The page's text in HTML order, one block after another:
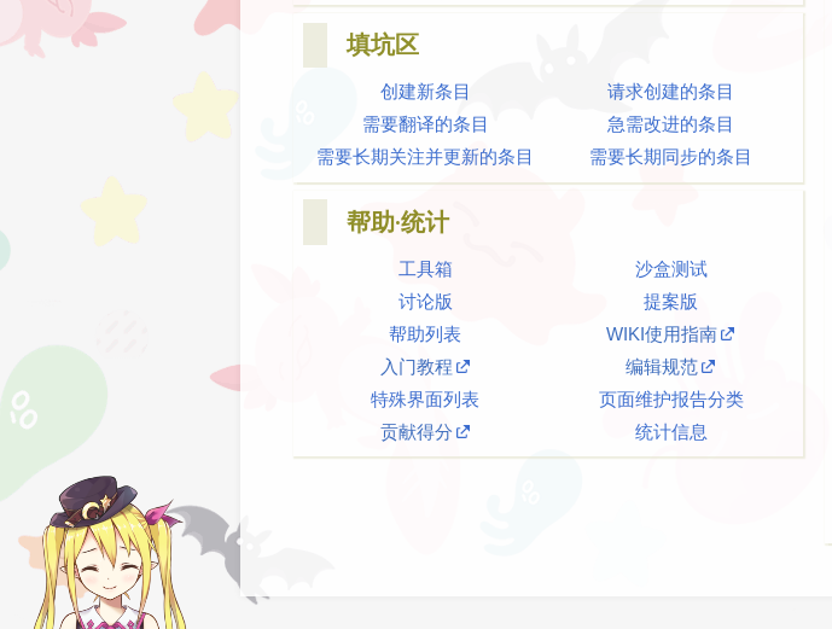
填坑区
创建新条目
请求创建的条目
需要翻译的条目
急需改进的条目
需要长期关注并更新的条目
需要长期同步的条目
帮助·统计
工具箱
沙盒测试
讨论版
提案版
帮助列表
WIKI使用指南
入门教程
编辑规范
特殊界面列表
页面维护报告分类
贡献得分
统计信息